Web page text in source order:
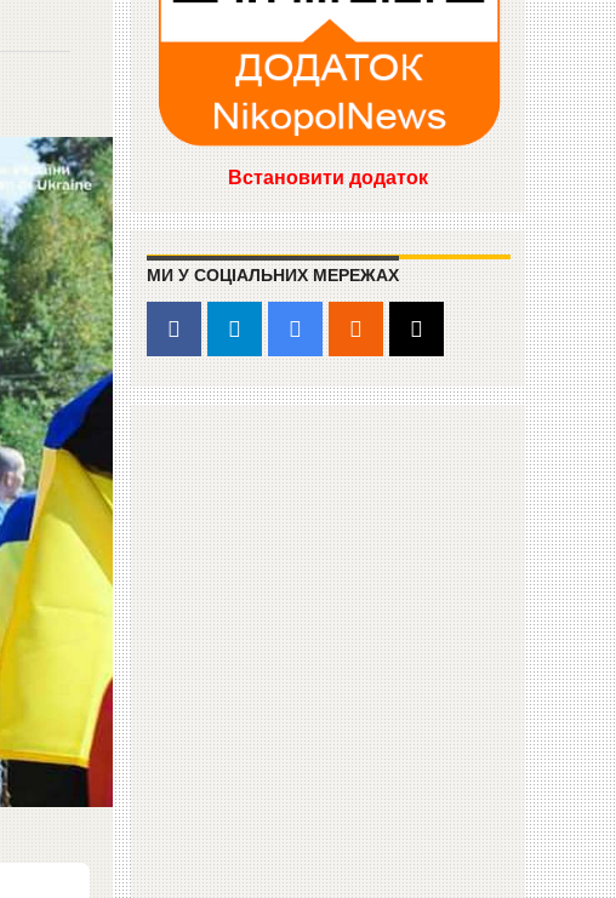
Встановити додаток
МИ У СОЦІАЛЬНИХ МЕРЕЖАХ